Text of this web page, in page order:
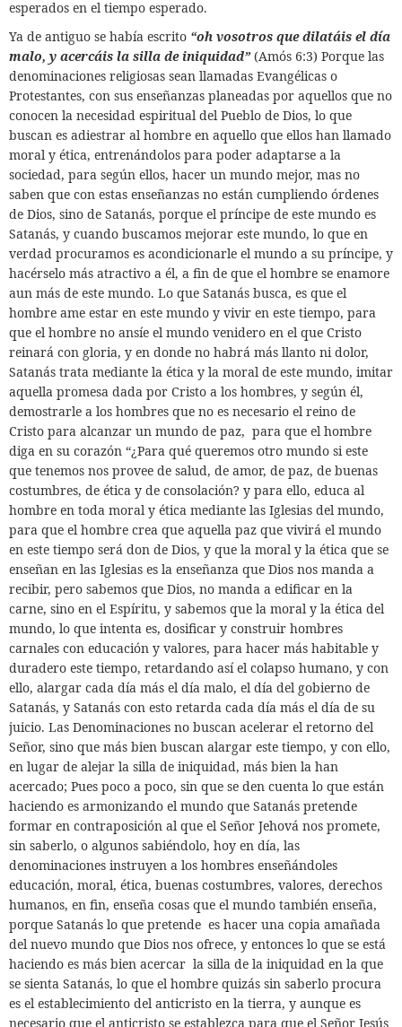
esperados en el tiempo esperado.
Ya de antiguo se había escrito “oh vosotros que dilatáis el día
malo, y acercáis la silla de iniquidad”(Amós 6:3) Porque las
denominaciones religiosas sean llamadas Evangélicas o
Protestantes, con sus enseñanzas planeadas por aquellos que no
conocen la necesidad espiritual del Pueblo de Dios, lo que
buscan es adiestrar al hombre en aquello que ellos han llamado
moral y ética, entrenándolos para poder adaptarse a la
sociedad, para según ellos, hacer un mundo mejor, mas no
saben que con estas enseñanzas no están cumpliendo órdenes
de Dios, sino de Satanás, porque el príncipe de este mundo es
Satanás, y cuando buscamos mejorar este mundo, lo que en
verdad procuramos es acondicionarle el mundo a su príncipe, y
hacérselo más atractivo a él, a fin de que el hombre se enamore
aun más de este mundo. Lo que Satanás busca, es que el
hombre ame estar en este mundo y vivir en este tiempo, para
que el hombre no ansíe el mundo venidero en el que Cristo
reinará con gloria, y en donde no habrá más llanto ni dolor,
Satanás trata mediante la ética y la moral de este mundo, imitar
aquella promesa dada por Cristo a los hombres, y según él,
demostrarle a los hombres que no es necesario el reino de
Cristo para alcanzar un mundo de paz, para que el hombre
diga en su corazón “¿Para qué queremos otro mundo si este
que tenemos nos provee de salud, de amor, de paz, de buenas
costumbres, de ética y de consolación? y para ello, educa al
hombre en toda moral y ética mediante las Iglesias del mundo,
para que el hombre crea que aquella paz que vivirá el mundo
en este tiempo será don de Dios, y que la moral y la ética que se
enseñan en las Iglesias es la enseñanza que Dios nos manda a
recibir, pero sabemos que Dios, no manda a edificar en la
carne, sino en el Espíritu, y sabemos que la moral y la ética del
mundo, lo que intenta es, dosificar y construir hombres
carnales con educación y valores, para hacer más habitable y
duradero este tiempo, retardando así el colapso humano, y con
ello, alargar cada día más el día malo, el día del gobierno de
Satanás, y Satanás con esto retarda cada día más el día de su
juicio. Las Denominaciones no buscan acelerar el retorno del
Señor, sino que más bien buscan alargar este tiempo, y con ello,
en lugar de alejar la silla de iniquidad, más bien la han
acercado; Pues poco a poco, sin que se den cuenta lo que están
haciendo es armonizando el mundo que Satanás pretende
formar en contraposición al que el Señor Jehová nos promete,
sin saberlo, o algunos sabiéndolo, hoy en día, las
denominaciones instruyen a los hombres enseñándoles
educación, moral, ética, buenas costumbres, valores, derechos
humanos, en fin, enseña cosas que el mundo también enseña,
porque Satanás lo que pretende es hacer una copia amañada
del nuevo mundo que Dios nos ofrece, y entonces lo que se está
haciendo es más bien acercar la silla de la iniquidad en la que
se sienta Satanás, lo que el hombre quizás sin saberlo procura
es el establecimiento del anticristo en la tierra, y aunque es
necesario que el anticristo se establezca para que el Señor Jesús